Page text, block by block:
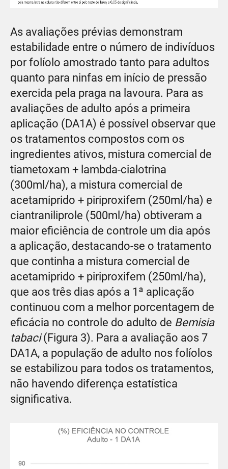
As avaliações prévias demonstram
estabilidade entre o número de indivíduos
por folíolo amostrado tanto para adultos
quanto para ninfas em início de pressão
exercida pela praga na lavoura. Para as
avaliações de adulto após a primeira
aplicação (DA1A) é possível observar que
os tratamentos compostos com os
ingredientes ativos, mistura comercial de
tiametoxam + lambda-cialotrina
(300ml/ha), a mistura comercial de
acetamiprido + piriproxifem (250ml/ha) e
ciantraniliprole (500ml/ha) obtiveram a
maior eficiência de controle um dia após
a aplicação, destacando-se o tratamento
que continha a mistura comercial de
acetamiprido + piriproxifem (250ml/ha),
que aos três dias após a 1ª aplicação
continuou com a melhor porcentagem de
eficácia no controle do adulto de Bemisia
tabaci(Figura 3). Para a avaliação aos 7
DA1A, a população de adulto nos folíolos
se estabilizou para todos os tratamentos,
não havendo diferença estatística
significativa.